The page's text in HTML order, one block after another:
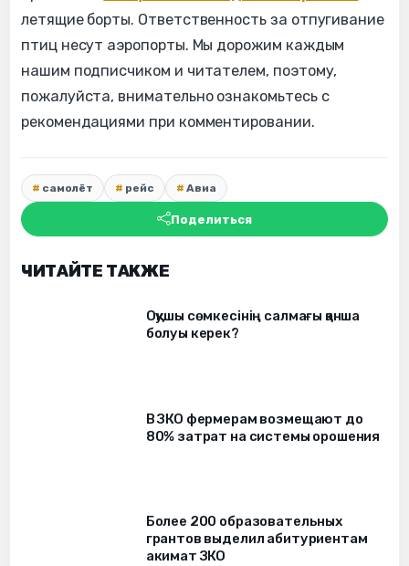
летящие борты. Ответственность за отпугивание
птиц несут аэропорты. Мы дорожим каждым
нашим подписчиком и читателем, поэтому,
пожалуйста, внимательно ознакомьтесь с
рекомендациями при комментировании.
самолёт рейс Авиа
Поделиться
ЧИТАЙТЕ ТАКЖЕ
Оқушы сөмкесінің салмағы қанша
болуы керек?
В ЗКО фермерам возмещают до
80% затрат на системы орошения
Более 200 образовательных
грантов выделил абитуриентам
акимат ЗКО